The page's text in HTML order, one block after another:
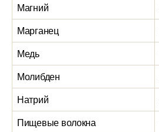
Магний
Марганец
Медь
Молибден
Натрий
Пищевые волокна